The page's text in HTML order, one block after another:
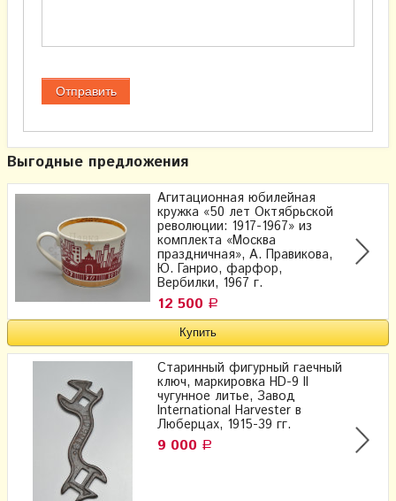
Выгодные предложения
Агитационная юбилейная
кружка «50 лет Октябрьской
революции: 1917-1967» из
комплекта «Москва
праздничная», А. Правикова,
Ю. Ганрио, фарфор,
Вербилки, 1967 г.
12 500 Р
Старинный фигурный гаечный
ключ, маркировка HD-9 II
чугунное литье, Завод
International Harvester в
Люберцах, 1915-39 гг.
9 000 Р